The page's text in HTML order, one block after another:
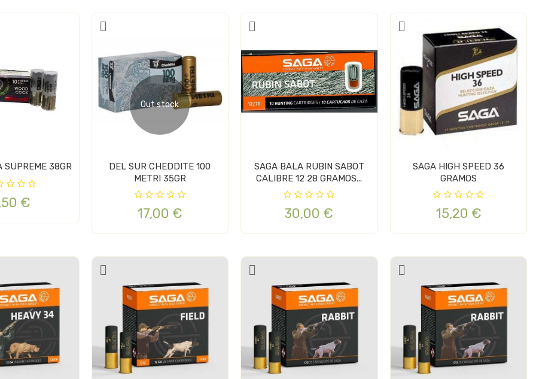
BBI BECADA SUPREME 38GR
€
Out stock
DEL SUR CHEDDITE 100
METRI 35GR
17,00 €
SAGA BALA RUBIN SABOT
CALIBRE 12 28 GRAMOS...
30,00 €
SAGA HIGH SPEED 36
GRAMOS
15,20 €